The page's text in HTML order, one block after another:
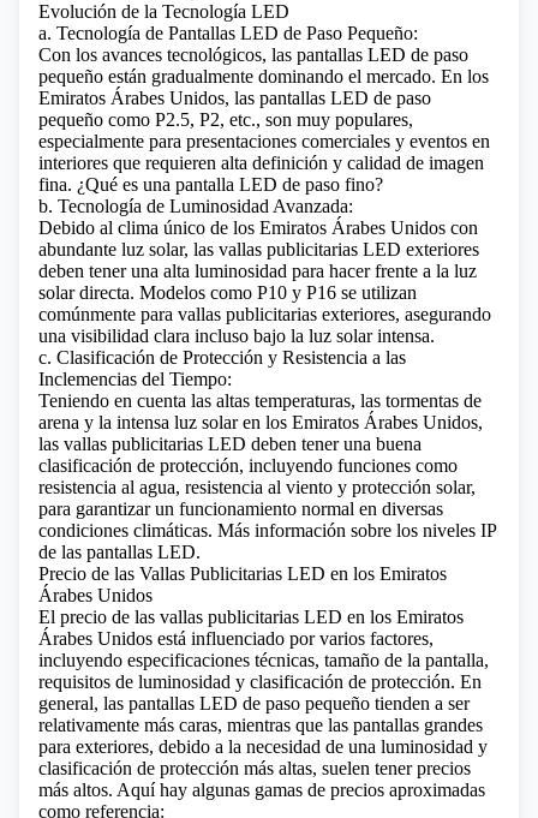
Evolución de la Tecnología LED
a. Tecnología de Pantallas LED de Paso Pequeño:
Con los avances tecnológicos, las pantallas LED de paso
pequeño están gradualmente dominando el mercado. En los
Emiratos Árabes Unidos, las pantallas LED de paso
pequeño como P2.5, P2, etc., son muy populares,
especialmente para presentaciones comerciales y eventos en
interiores que requieren alta definición y calidad de imagen
fina. ¿Qué es una pantalla LED de paso fino?
b. Tecnología de Luminosidad Avanzada:
Debido al clima único de los Emiratos Árabes Unidos con
abundante luz solar, las vallas publicitarias LED exteriores
deben tener una alta luminosidad para hacer frente a la luz
solar directa. Modelos como P10 y P16 se utilizan
comúnmente para vallas publicitarias exteriores, asegurando
una visibilidad clara incluso bajo la luz solar intensa.
c. Clasificación de Protección y Resistencia a las
Inclemencias del Tiempo:
Teniendo en cuenta las altas temperaturas, las tormentas de
arena y la intensa luz solar en los Emiratos Árabes Unidos,
las vallas publicitarias LED deben tener una buena
clasificación de protección, incluyendo funciones como
resistencia al agua, resistencia al viento y protección solar,
para garantizar un funcionamiento normal en diversas
condiciones climáticas. Más información sobre los niveles IP
de las pantallas LED.
Precio de las Vallas Publicitarias LED en los Emiratos
Árabes Unidos
El precio de las vallas publicitarias LED en los Emiratos
Árabes Unidos está influenciado por varios factores,
incluyendo especificaciones técnicas, tamaño de la pantalla,
requisitos de luminosidad y clasificación de protección. En
general, las pantallas LED de paso pequeño tienden a ser
relativamente más caras, mientras que las pantallas grandes
para exteriores, debido a la necesidad de una luminosidad y
clasificación de protección más altas, suelen tener precios
más altos. Aquí hay algunas gamas de precios aproximadas
como referencia: